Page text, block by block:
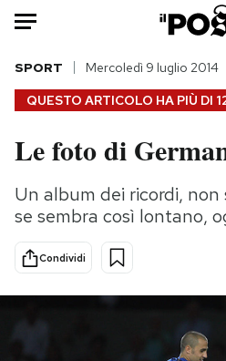
HOME
Italia
Politica
Internet
QUESTO ARTICOLO HA PIÙ DI
SPORT Mercoledì 9 luglio 2014
Le foto di
Un album dei ricordi,
se sembra così lontano,
Condividi